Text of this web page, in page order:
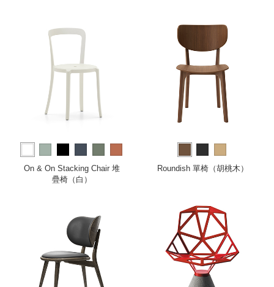
more
On & On Stacking Chair 堆
疊椅（白）
Roundish 單椅（胡桃木）